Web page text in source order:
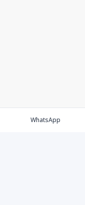
WhatsApp